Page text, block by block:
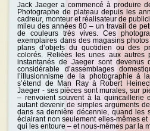
Jack Jaeger a commencé à produire
Photographe de plateau depuis les
cadreur, monteur et réalisateur de
mileu des années 80 – un travail de
de couleurs très vives. Ces
exemplaires dans des magasins
plans d’objets du quotidien ou des
colorés. Reliées les unes aux
instantanés de Jaeger sont devenus
considérable d’assemblages
l’illusionnisme de la photographie à
s’étend de Man Ray à Robert
Jaeger - ses pièces sont murales, sur
– renvoient souvent à la quincaillerie
autant devenir de simples arguments
dans sa dernière décennie, quand les
éclairant non seulement elles-mêmes
qui les entoure – et nous-mêmes par la